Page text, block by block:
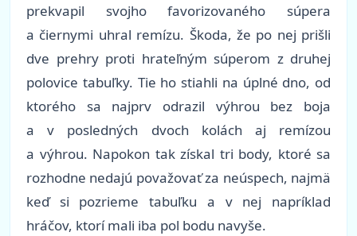
prekvapil svojho favorizovaného súpera
a čiernymi uhral remízu. Škoda, že po nej prišli
dve prehry proti hrateľným súperom z druhej
polovice tabuľky. Tie ho stiahli na úplné dno, od
ktorého sa najprv odrazil výhrou bez boja
a v posledných dvoch kolách aj remízou
a výhrou. Napokon tak získal tri body, ktoré sa
rozhodne nedajú považovať za neúspech, najmä
keď si pozrieme tabuľku a v nej napríklad
hráčov, ktorí mali iba pol bodu navyše.